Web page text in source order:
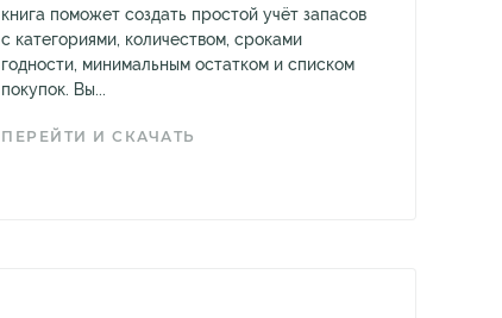
книга поможет создать простой учёт запасов
с категориями, количеством, сроками
годности, минимальным остатком и списком
покупок. Вы...
ПЕРЕЙТИ И СКАЧАТЬ